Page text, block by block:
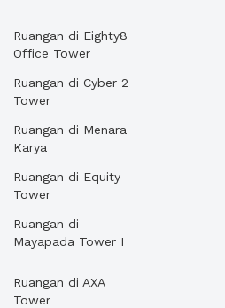
Ruangan di Eighty8
Office Tower
Ruangan di Cyber 2
Tower
Ruangan di Menara
Karya
Ruangan di Equity
Tower
Ruangan di
Mayapada Tower I
Ruangan di AXA
Tower